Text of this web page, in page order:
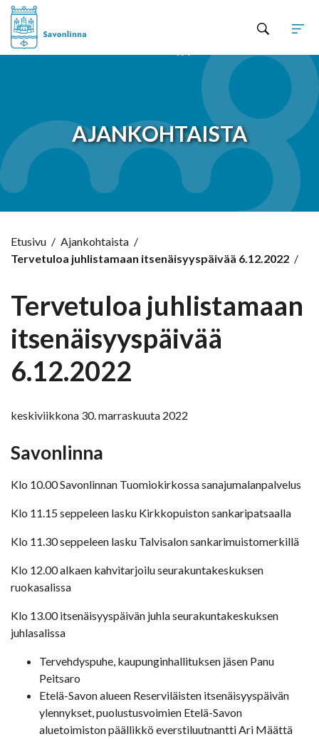
AJANKOHTAISTA
Etusivu / Ajankohtaista /
Tervetuloa juhlistamaan itsenäisyyspäivää 6.12.2022 /
Tervetuloa juhlistamaan
itsenäisyyspäivää
6.12.2022
keskiviikkona 30. marraskuuta 2022
Savonlinna
Klo 10.00 Savonlinnan Tuomiokirkossa sanajumalanpalvelus
Klo 11.15 seppeleen lasku Kirkkopuiston sankaripatsaalla
Klo 11.30 seppeleen lasku Talvisalon sankarimuistomerkillä
Klo 12.00 alkaen kahvitarjoilu seurakuntakeskuksen
ruokasalissa
Klo 13.00 itsenäisyyspäivän juhla seurakuntakeskuksen
juhlasalissa
Tervehdyspuhe, kaupunginhallituksen jäsen Panu
Peitsaro
Etelä-Savon alueen Reserviläisten itsenäisyyspäivän
ylennykset, puolustusvoimien Etelä-Savon
aluetoimiston päällikkö everstiluutnantti Ari Määttä